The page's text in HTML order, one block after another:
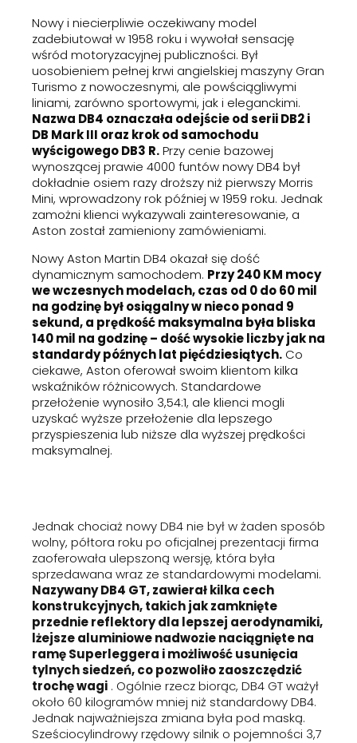
Nowy i niecierpliwie oczekiwany model
zadebiutował w 1958 roku i wywołał sensację
wśród motoryzacyjnej publiczności. Był
uosobieniem pełnej krwi angielskiej maszyny Gran
Turismo z nowoczesnymi, ale powściągliwymi
liniami, zarówno sportowymi, jak i eleganckimi.
Nazwa DB4 oznaczała odejście od serii DB2 i
DB Mark III oraz krok od samochodu
wyścigowego DB3 R.Przy cenie bazowej
wynoszącej prawie 4000 funtów nowy DB4 był
dokładnie osiem razy droższy niż pierwszy Morris
Mini, wprowadzony rok później w 1959 roku. Jednak
zamożni klienci wykazywali zainteresowanie, a
Aston został zamieniony zamówieniami.
Nowy Aston Martin DB4 okazał się dość
dynamicznym samochodem. Przy 240 KM mocy
we wczesnych modelach, czas od 0 do 60 mil
na godzinę był osiągalny w nieco ponad 9
sekund, a prędkość maksymalna była bliska
140 mil na godzinę – dość wysokie liczby jak na
standardy późnych lat pięćdziesiątych. Co
ciekawe, Aston oferował swoim klientom kilka
wskaźników różnicowych. Standardowe
przełożenie wynosiło 3,54:1, ale klienci mogli
uzyskać wyższe przełożenie dla lepszego
przyspieszenia lub niższe dla wyższej prędkości
maksymalnej.
Jednak chociaż nowy DB4 nie był w żaden sposób
wolny, półtora roku po oficjalnej prezentacji firma
zaoferowała ulepszoną wersję, która była
sprzedawana wraz ze standardowymi modelami.
Nazywany DB4 GT, zawierał kilka cech
konstrukcyjnych, takich jak zamknięte
przednie reflektory dla lepszej aerodynamiki,
lżejsze aluminiowe nadwozie naciągnięte na
ramę Superleggera i możliwość usunięcia
tylnych siedzeń, co pozwoliło zaoszczędzić
trochę wagi . Ogólnie rzecz biorąc, DB4 GT ważył
około 60 kilogramów mniej niż standardowy DB4.
Jednak najważniejsza zmiana była pod maską.
Sześciocylindrowy rzędowy silnik o pojemności 3,7